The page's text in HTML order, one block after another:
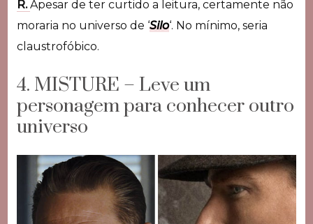
R.Apesar de ter curtido a leitura, certamente não
moraria no universo de ‘Silo‘. No mínimo, seria
claustrofóbico.
4. MISTURE – Leve um
personagem para conhecer outro
universo